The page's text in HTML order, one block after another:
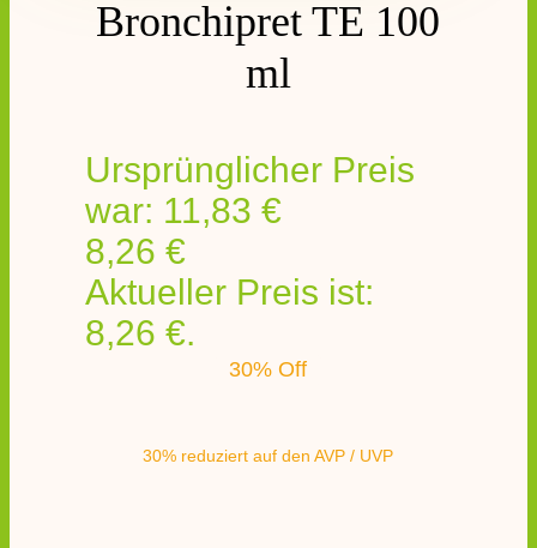
Bronchipret TE 100
ml
Ursprünglicher Preis
war: 11,83 €
8,26 €
Aktueller Preis ist:
8,26 €.
30% Off
30% reduziert auf den AVP / UVP